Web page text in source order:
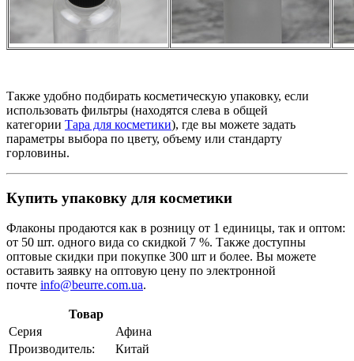
Также удобно подбирать косметическую упаковку, если
использовать фильтры (находятся слева в общей
категории Тара для косметики), где вы можете задать
параметры выбора по цвету, объему или стандарту
горловины.
Купить упаковку для косметики
Флаконы продаются как в розницу от 1 единицы, так и оптом:
от 50 шт. одного вида со скидкой 7 %. Также доступны
оптовые скидки при покупке 300 шт и более. Вы можете
оставить заявку на оптовую цену по электронной
почте info@beurre.com.ua.
Товар
Серия
Афина
Производитель:
Китай